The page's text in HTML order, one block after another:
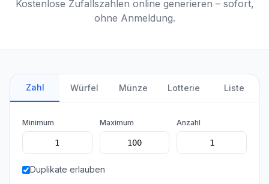
Kostenlose Zufallszahlen online generieren – sofort,
ohne Anmeldung.
Zahl Würfel Münze Lotterie Liste
Minimum Maximum Anzahl
Duplikate erlauben